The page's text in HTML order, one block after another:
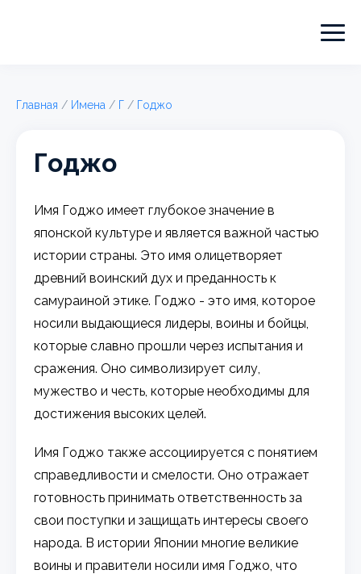
Главная / Имена / Г / Годжо
Годжо
Имя Годжо имеет глубокое значение в
японской культуре и является важной частью
истории страны. Это имя олицетворяет
древний воинский дух и преданность к
самураиной этике. Годжо - это имя, которое
носили выдающиеся лидеры, воины и бойцы,
которые славно прошли через испытания и
сражения. Оно символизирует силу,
мужество и честь, которые необходимы для
достижения высоких целей.
Имя Годжо также ассоциируется с понятием
справедливости и смелости. Оно отражает
готовность принимать ответственность за
свои поступки и защищать интересы своего
народа. В истории Японии многие великие
воины и правители носили имя Годжо, что